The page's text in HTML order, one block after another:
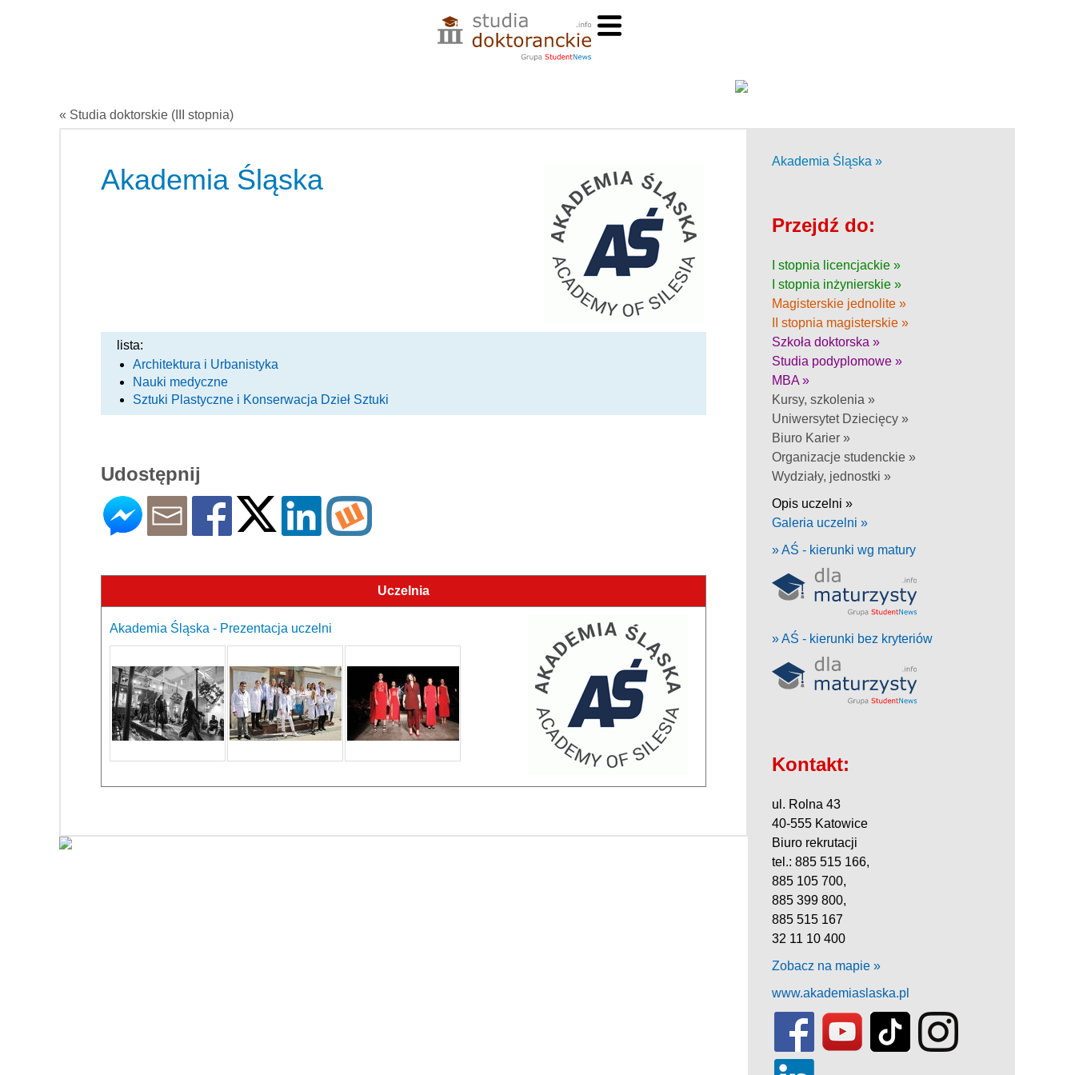
« Studia doktorskie (III stopnia)
Akademia Śląska
lista:
Architektura i Urbanistyka
Nauki medyczne
Sztuki Plastyczne i Konserwacja Dzieł Sztuki
Udostępnij
Uczelnia
Akademia Śląska - Prezentacja uczelni
Akademia Śląska »
Przejdź do:
I stopnia licencjackie »
I stopnia inżynierskie »
Magisterskie jednolite »
II stopnia magisterskie »
Szkoła doktorska »
Studia podyplomowe »
MBA »
Kursy, szkolenia »
Uniwersytet Dziecięcy »
Biuro Karier »
Organizacje studenckie »
Wydziały, jednostki »
Opis uczelni »
Galeria uczelni »
» AŚ - kierunki wg matury
» AŚ - kierunki bez kryteriów
Kontakt:
ul. Rolna 43
40-555 Katowice
Biuro rekrutacji
tel.: 885 515 166,
885 105 700,
885 399 800,
885 515 167
32 11 10 400
Zobacz na mapie »
www.akademiaslaska.pl